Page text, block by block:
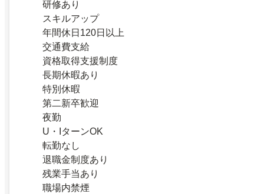
研修あり
スキルアップ
年間休日120日以上
交通費支給
資格取得支援制度
長期休暇あり
特別休暇
第二新卒歓迎
夜勤
U・IターンOK
転勤なし
退職金制度あり
残業手当あり
職場内禁煙